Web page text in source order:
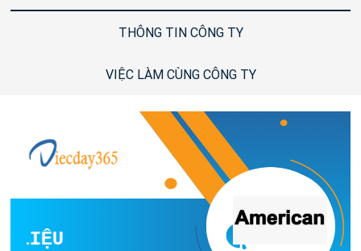
THÔNG TIN CÔNG TY
VIỆC LÀM CÙNG CÔNG TY
LIỆU